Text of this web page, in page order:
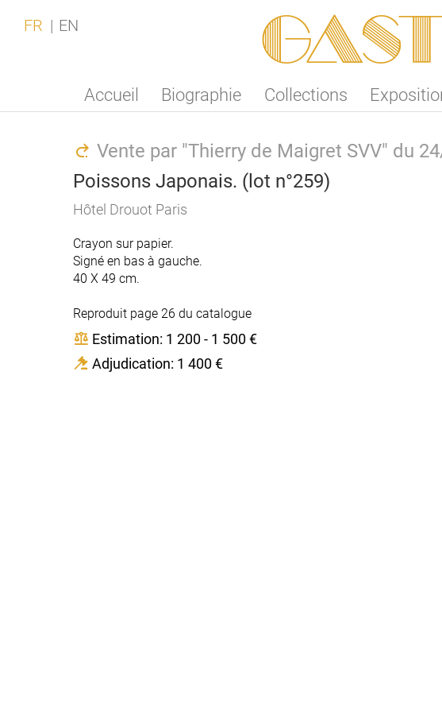
Accueil Biographie Collections
FR EN
Vente par "Thierry de Maigret SVV" du
Poissons Japonais. (lot n°259)
Hôtel Drouot Paris
Crayon sur papier.
Signé en bas à gauche.
40 X 49 cm.
Reproduit page 26 du catalogue
Estimation: 1 200 - 1 500 €
Adjudication: 1 400 €